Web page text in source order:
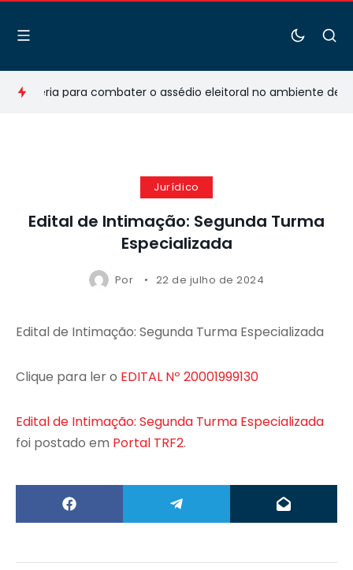
para combater o assédio eleitoral no ambiente de
Jurídico
Edital de Intimação: Segunda Turma
Especializada
Por 22 de julho de 2024
Edital de Intimação: Segunda Turma Especializada
Clique para ler o EDITAL Nº 20001999130
Edital de Intimação: Segunda Turma Especializada
foi postado em Portal TRF2.